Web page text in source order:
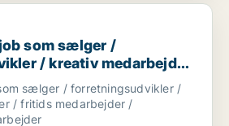
sælger / forretningsudvikler /
som sælger /
/ kreativ medarbejder
/
sælger / forretningsudvikler /
/ fritids medarbejder /